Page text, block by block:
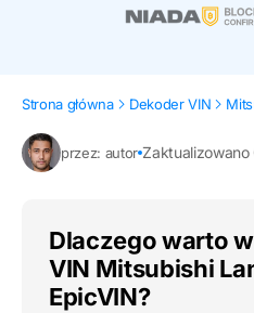
Strona główna Dekoder VIN
przez: autor
Dlaczego warto
VIN Mitsubishi
EpicVIN?